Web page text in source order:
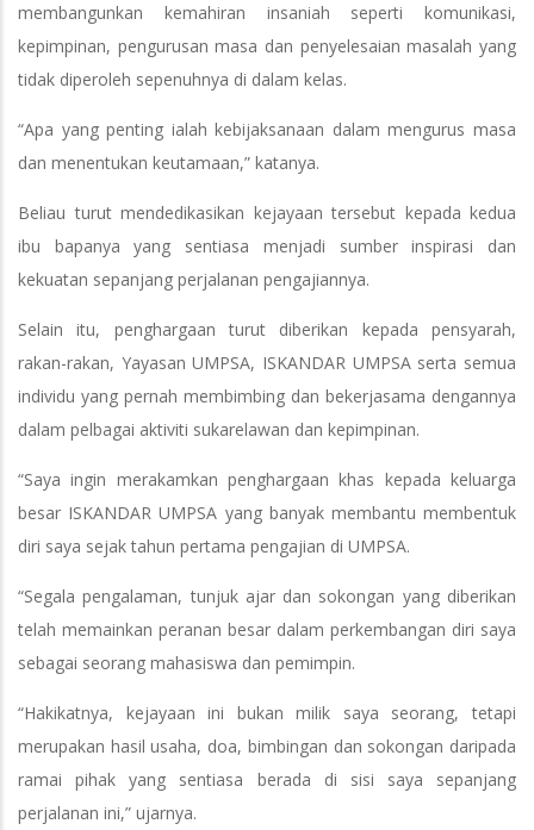
membangunkan kemahiran insaniah seperti komunikasi,
kepimpinan, pengurusan masa dan penyelesaian masalah yang
tidak diperoleh sepenuhnya di dalam kelas.
“Apa yang penting ialah kebijaksanaan dalam mengurus masa
dan menentukan keutamaan,” katanya.
Beliau turut mendedikasikan kejayaan tersebut kepada kedua
ibu bapanya yang sentiasa menjadi sumber inspirasi dan
kekuatan sepanjang perjalanan pengajiannya.
Selain itu, penghargaan turut diberikan kepada pensyarah,
rakan-rakan, Yayasan UMPSA, ISKANDAR UMPSA serta semua
individu yang pernah membimbing dan bekerjasama dengannya
dalam pelbagai aktiviti sukarelawan dan kepimpinan.
“Saya ingin merakamkan penghargaan khas kepada keluarga
besar ISKANDAR UMPSA yang banyak membantu membentuk
diri saya sejak tahun pertama pengajian di UMPSA.
“Segala pengalaman, tunjuk ajar dan sokongan yang diberikan
telah memainkan peranan besar dalam perkembangan diri saya
sebagai seorang mahasiswa dan pemimpin.
“Hakikatnya, kejayaan ini bukan milik saya seorang, tetapi
merupakan hasil usaha, doa, bimbingan dan sokongan daripada
ramai pihak yang sentiasa berada di sisi saya sepanjang
perjalanan ini,” ujarnya.